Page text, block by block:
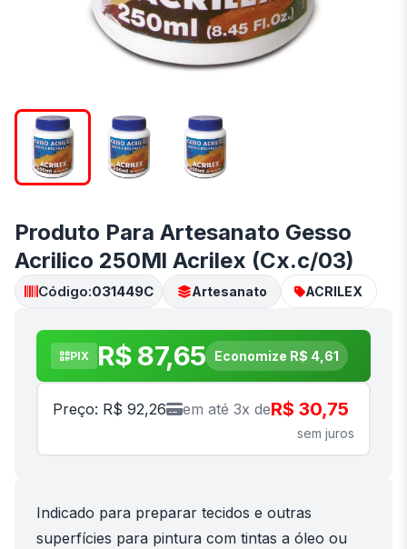
Produto Para Artesanato Gesso
Acrilico 250Ml Acrilex (Cx.c/03)
Código:031449C Artesanato ACRILEX
PIX R$ 87,65 Economize R$ 4,61
Preço: R$ 92,26 em até 3x deR$ 30,75
sem juros
Indicado para preparar tecidos e outras
superfícies para pintura com tintas a óleo ou